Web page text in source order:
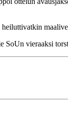
SoUn vieraaksi